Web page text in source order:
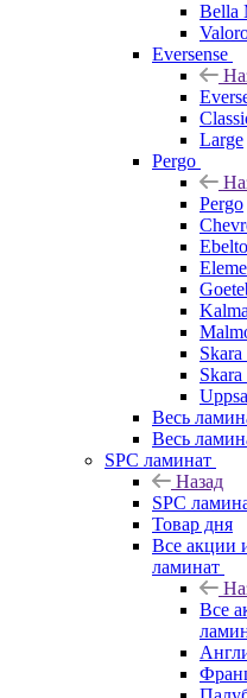
Bella
Eversense
Large
Pergo
Pergo
Skara
Весь
Весь
SPC ламинат
Назад
SPC
Товар дня
Все акции
ламинат
Все